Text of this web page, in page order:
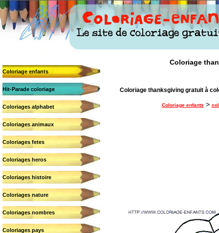
Coloriage enfants
Hit-Parade coloriage
Coloriages alphabet
Coloriages animaux
Coloriages fetes
Coloriages heros
Coloriages histoire
Coloriages nature
Coloriages nombres
Coloriages pays
Coloriage
Coloriage thanksgiving gratuit à
Coloriage enfants >